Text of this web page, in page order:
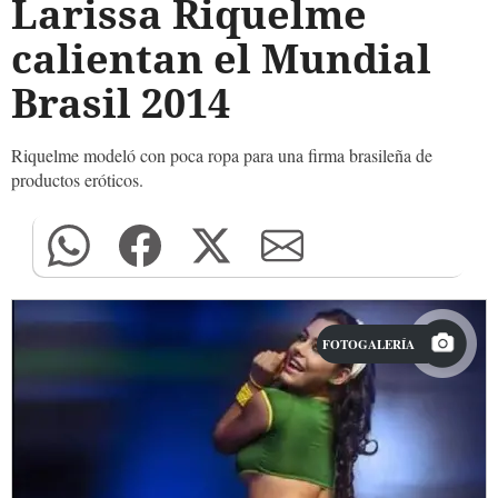
Larissa Riquelme
calientan el Mundial
Brasil 2014
Riquelme modeló con poca ropa para una firma brasileña de
productos eróticos.
FOTOGALERÍA